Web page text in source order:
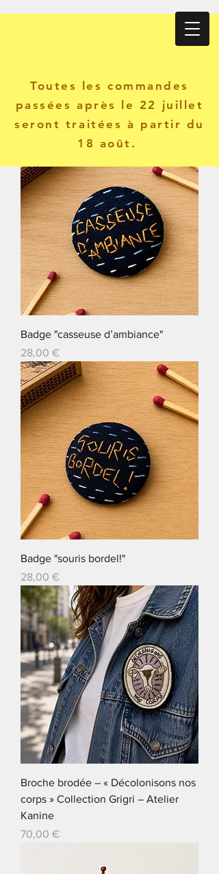
Toutes les commandes
passées après le 22 juillet
seront traitées à partir du
18 août.
Badge "casseuse d’ambiance"
Prix
28,00 €
Badge "souris bordel!"
Prix
28,00 €
Broche brodée – « Décolonisons nos
corps » Collection Grigri – Atelier
Kanine
Prix
70,00 €